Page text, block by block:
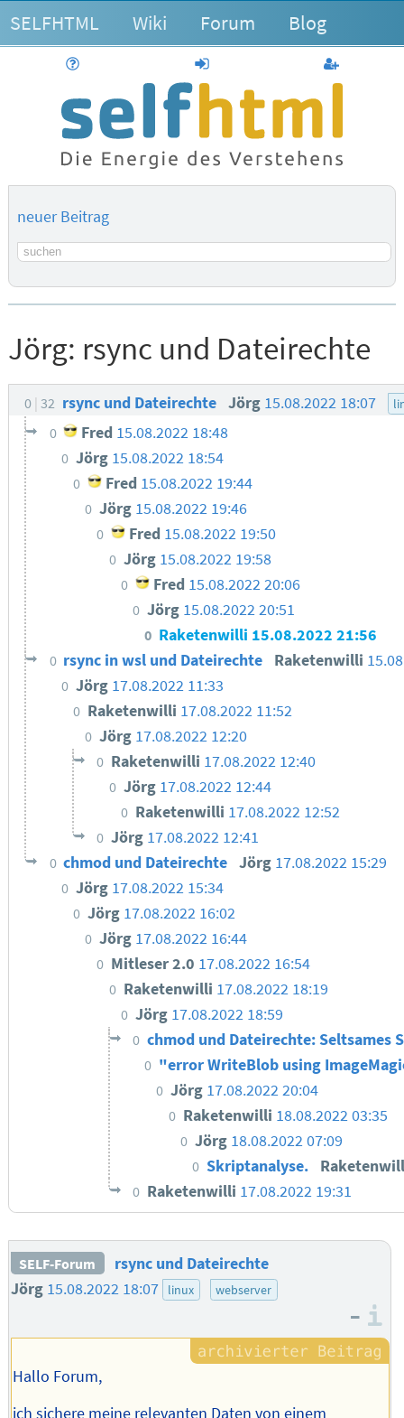
SELFHTML Wiki Forum Blog
anmelden
neuer Beitrag
Suchbegriff
Jörg: rsync und Dateirechte
0 32 rsync und Dateirechte Jörg 15.08.2022 18:07
0 Fred 15.08.2022 18:48
0 Jörg 15.08.2022 18:54
0 Fred 15.08.2022 19:44
0 Jörg 15.08.2022 19:46
0 Fred 15.08.2022 19:50
0 Jörg 15.08.2022 19:58
0 Fred 15.08.2022 20:06
0 Jörg 15.08.2022 20:51
0 Raketenwilli 15.08.2022 21:56
0 rsync in wsl und Dateirechte Raketenwilli
0 Jörg 17.08.2022 11:33
0 Raketenwilli 17.08.2022 11:52
0 Jörg 17.08.2022 12:20
0 Raketenwilli 17.08.2022 12:40
0 Jörg 17.08.2022 12:44
0 Raketenwilli 17.08.2022 12:52
0 Jörg 17.08.2022 12:41
0 chmod und Dateirechte Jörg 17.08.2022 15:29
0 Jörg 17.08.2022 15:34
0 Jörg 17.08.2022 16:02
0 Jörg 17.08.2022 16:44
0 Mitleser 2.0 17.08.2022 16:54
0 Raketenwilli 17.08.2022 18:19
0 Jörg 17.08.2022 18:59
0 chmod und Dateirechte: Seltsames
0 "error WriteBlob using
0 Jörg 17.08.2022 20:04
0 Raketenwilli 18.08.2022 03:35
0 Jörg 18.08.2022 07:09
0 Skriptanalyse.
0 Raketenwilli 17.08.2022 19:31
SELF-Forum
rsync und Dateirechte
Jörg 15.08.2022 18:07 linux webserver
–
Hallo Forum,
ich sichere meine relevanten Daten von einem